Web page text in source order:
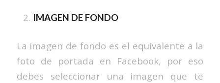
IMAGEN DE FONDO
La imagen de fondo es el equivalente a la
foto de portada en Facebook, por eso
debes seleccionar una imagen que te